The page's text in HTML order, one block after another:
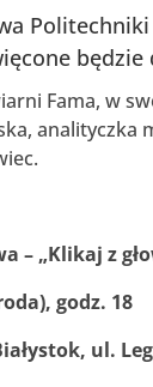
Fama, w
analityczka
– „Klikaj z
godz. 18
ul.